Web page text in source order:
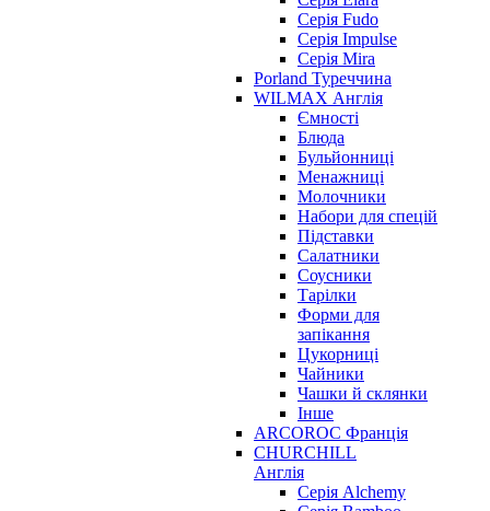
Серія Fudo
Серія Impulse
Серія Mira
Porland Туреччина
WILMAX Англія
Ємності
Блюда
Бульйонниці
Менажниці
Молочники
Набори для спецій
Підставки
Салатники
Соусники
Тарілки
Форми для
запікання
Цукорниці
Чайники
Чашки й склянки
Інше
ARCOROC Франція
CHURCHILL
Англія
Серія Alchemy